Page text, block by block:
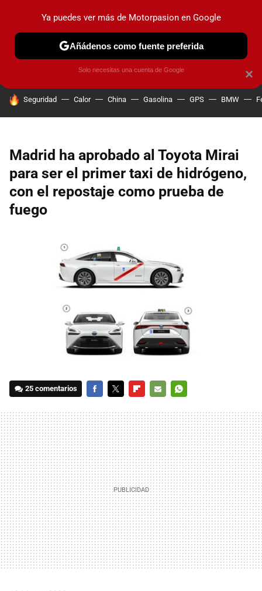
PRUEBAS COCHES ELÉCTRICOS OBSERVATORIO
HOY SE HABLA DE
Seguridad Calor China Gasolina GPS BMW
Madrid ha aprobado al Toyota Mirai
para ser el primer taxi de hidrógeno,
con el repostaje como prueba de
fuego
25 comentarios
MAIL
×
Ya puedes ver más de Motorpasion en Google
Añádenos como fuente preferida
Solo necesitas una cuenta de Google